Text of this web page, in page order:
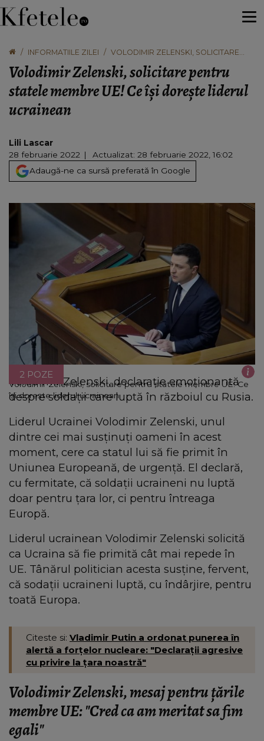
INFORMATIILE ZILEI
VOLODIMIR ZELENSKI, SOLICITARE
DOREŞTE LIDERUL UCRAINEAN
Volodimir Zelenski, solicitare pentru
statele membre UE! Ce îşi doreşte liderul
ucrainean
Lili Lascar
28 februarie 2022
Actualizat: 28 februarie 2022, 16:02
Adaugă-ne ca sursă preferată în Google
Volodimir Zelenski, solicitare pentru statele membre UE! Ce
îşi doreşte liderul ucrainean
2 POZE
Volodimir Zelenski, declaraţie emoţionantă
despre soldaţii care luptă în războiul cu Rusia.
Liderul Ucrainei Volodimir Zelenski, unul
dintre cei mai susţinuţi oameni în acest
moment, cere ca statul lui să fie primit în
Uniunea Europeană, de urgenţă. El declară,
cu fermitate, că soldații ucraineni nu luptă
doar pentru țara lor, ci pentru întreaga
Europă.
Liderul ucrainean Volodimir Zelenski solicită
ca Ucraina să fie primită cât mai repede în
UE. Tânărul politician acesta susține, fervent,
că sodații ucraineni luptă, cu îndârjire, pentru
toată Europa.
Citeste si: Vladimir Putin a ordonat punerea în
alertă a forţelor nucleare: "Declaraţii agresive
cu privire la ţara noastră"
Volodimir Zelenski, mesaj pentru ţările
membre UE: "Cred ca am meritat sa fim
egali"